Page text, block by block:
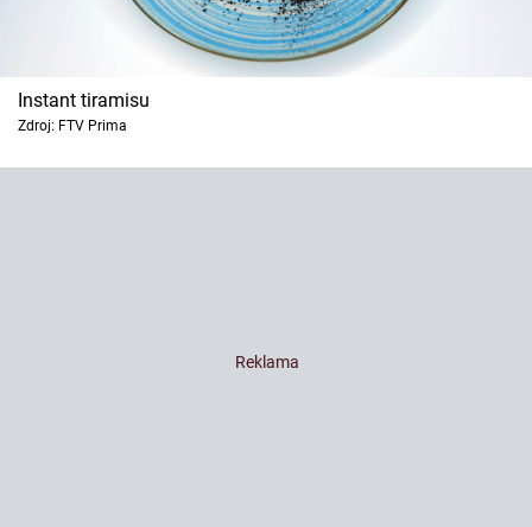
Instant tiramisu
Zdroj: FTV Prima